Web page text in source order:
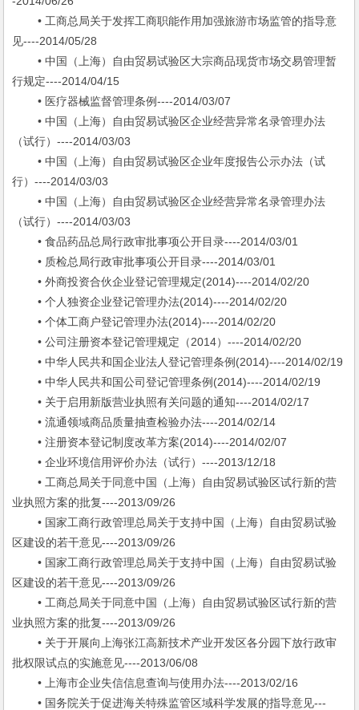
• 工商总局关于发挥工商职能作用加强旅游市场监管的指导意
见----2014/05/28
• 中国（上海）自由贸易试验区大宗商品现货市场交易管理暂
行规定----2014/04/15
• 医疗器械监督管理条例----2014/03/07
• 中国（上海）自由贸易试验区企业经营异常名录管理办法
（试行）----2014/03/03
• 中国（上海）自由贸易试验区企业年度报告公示办法（试
行）----2014/03/03
• 中国（上海）自由贸易试验区企业经营异常名录管理办法
（试行）----2014/03/03
• 食品药品总局行政审批事项公开目录----2014/03/01
• 质检总局行政审批事项公开目录----2014/03/01
• 外商投资合伙企业登记管理规定(2014)----2014/02/20
• 个人独资企业登记管理办法(2014)----2014/02/20
• 个体工商户登记管理办法(2014)----2014/02/20
• 公司注册资本登记管理规定（2014）----2014/02/20
• 中华人民共和国企业法人登记管理条例(2014)----2014/02/19
• 中华人民共和国公司登记管理条例(2014)----2014/02/19
• 关于启用新版营业执照有关问题的通知----2014/02/17
• 流通领域商品质量抽查检验办法----2014/02/14
• 注册资本登记制度改革方案(2014)----2014/02/07
• 企业环境信用评价办法（试行）----2013/12/18
• 工商总局关于同意中国（上海）自由贸易试验区试行新的营
业执照方案的批复----2013/09/26
• 国家工商行政管理总局关于支持中国（上海）自由贸易试验
区建设的若干意见----2013/09/26
• 国家工商行政管理总局关于支持中国（上海）自由贸易试验
区建设的若干意见----2013/09/26
• 工商总局关于同意中国（上海）自由贸易试验区试行新的营
业执照方案的批复----2013/09/26
• 关于开展向上海张江高新技术产业开发区各分园下放行政审
批权限试点的实施意见----2013/06/08
• 上海市企业失信信息查询与使用办法----2013/02/16
• 国务院关于促进海关特殊监管区域科学发展的指导意见---